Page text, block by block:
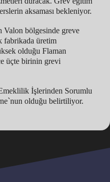
aksaması bekleniyor.
Valon bölgesinde greve
fabrikada üretim
olduğu Flaman
üçte birinin grevi
İşlerinden Sorumlu
olduğu belirtiliyor.